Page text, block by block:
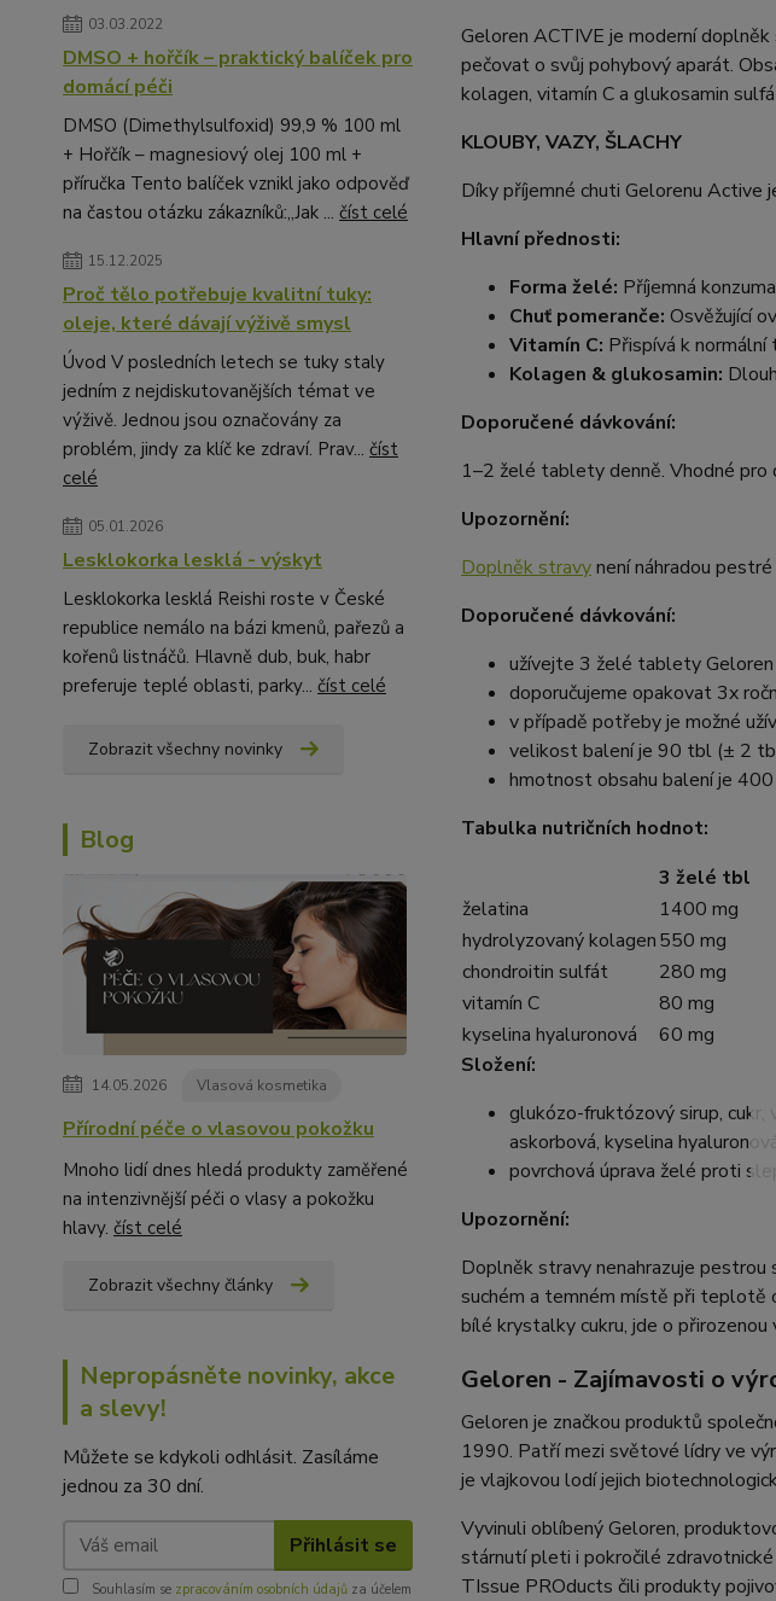
03.03.2022
DMSO + hořčík – praktický balíček pro
domácí péči
DMSO (Dimethylsulfoxid) 99,9 % 100 ml
+ Hořčík – magnesiový olej 100 ml +
příručka Tento balíček vznikl jako odpověď
na častou otázku zákazníků:„Jak ... číst celé
15.12.2025
Proč tělo potřebuje kvalitní tuky:
oleje, které dávají výživě smysl
Úvod V posledních letech se tuky staly
jedním z nejdiskutovanějších témat ve
výživě. Jednou jsou označovány za
problém, jindy za klíč ke zdraví. Prav... číst
celé
05.01.2026
Lesklokorka lesklá - výskyt
Lesklokorka lesklá Reishi roste v České
republice nemálo na bázi kmenů, pařezů a
kořenů listnáčů. Hlavně dub, buk, habr
preferuje teplé oblasti, parky... číst celé
Zobrazit všechny novinky
Blog
14.05.2026 Vlasová kosmetika
Přírodní péče o vlasovou pokožku
Mnoho lidí dnes hledá produkty zaměřené
na intenzivnější péči o vlasy a pokožku
hlavy. číst celé
Zobrazit všechny články
Nepropásněte novinky, akce
a slevy!
Můžete se kdykoli odhlásit. Zasíláme
jednou za 30 dní.
Přihlásit se
Souhlasím se zpracováním osobních údajů za účelem
Geloren ACTIVE je moderní
pečovat o svůj pohybový aparát.
kolagen, vitamín C a glukosamin
KLOUBY, VAZY, ŠLACHY
Díky příjemné chuti Gelorenu Active
Hlavní přednosti:
Forma želé: Příjemná
Chuť pomeranče: Osvěžující
Vitamín C: Přispívá k normální
Kolagen & glukosamin:
Doporučené dávkování:
1–2 želé tablety denně. Vhodné pro
Upozornění:
Doplněk stravynení náhradou
Doporučené dávkování:
užívejte 3 želé tablety
doporučujeme opakovat 3x
v případě potřeby je možné
velikost balení je 90 tbl (± 2
hmotnost obsahu balení je
Tabulka nutričních hodnot:
3 želé tbl
želatina
1400 mg
hydrolyzovaný kolagen550 mg
chondroitin sulfát
280 mg
vitamín C
80 mg
kyselina hyaluronová
60 mg
Složení:
glukózo-fruktózový sirup, cukr,
askorbová, kyselina
povrchová úprava želé proti
Upozornění:
Doplněk stravy nenahrazuje pestrou
suchém a temném místě při teplotě
bílé krystalky cukru, jde o
Geloren - Zajímavosti o
Geloren je značkou produktů
1990. Patří mezi světové lídry ve
je vlajkovou lodí jejich
Vyvinuli oblíbený Geloren,
stárnutí pleti i pokročilé
TIssue PROducts čili produkty